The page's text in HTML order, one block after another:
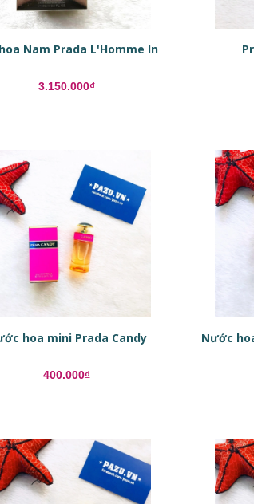
Nước hoa Nam Prada L'Homme Intense
3.150.000₫
hoa mini Prada Candy
400.000₫
Nước